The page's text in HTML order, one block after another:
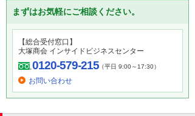
まずはお気軽にご相談ください。
【総合受付窓口】
大塚商会 インサイドビジネスセンター
0120-579-215（平日 9:00～17:30）
お問い合わせ